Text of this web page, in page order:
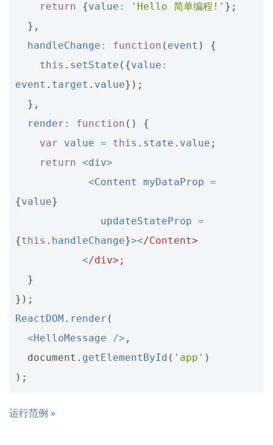
return
{value : 'Hello 简单编程!' };
},
handleChange : function ( event )
{
this . setState ({value :
event . target . value});
},
render : function ()
{
var
value = this . state . value ;
return <div>
<Content myDataProp =
{value}
updateStateProp =
{this . handleChange}></Content>
</div>;
}
});
ReactDOM . render (
<HelloMessage /> ,
document . getElementById ( 'app' )
);
运行范例 »